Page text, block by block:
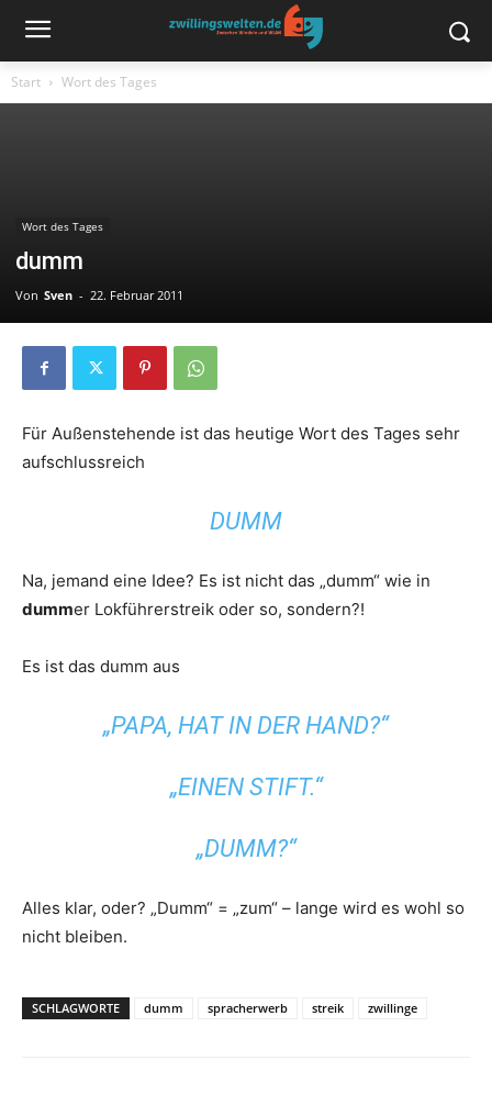
Start Wort des Tages
Wort des Tages
dumm
Von Sven - 22. Februar 2011
Für Außenstehende ist das heutige Wort des Tages sehr
aufschlussreich
DUMM
Na, jemand eine Idee? Es ist nicht das „dumm“ wie in
dummer Lokführerstreik oder so, sondern?!
Es ist das dumm aus
„PAPA, HAT IN DER HAND?“
„EINEN STIFT.“
„DUMM?“
Alles klar, oder? „Dumm“ = „zum“ – lange wird es wohl so
nicht bleiben.
SCHLAGWORTE dumm spracherwerb streik zwillinge